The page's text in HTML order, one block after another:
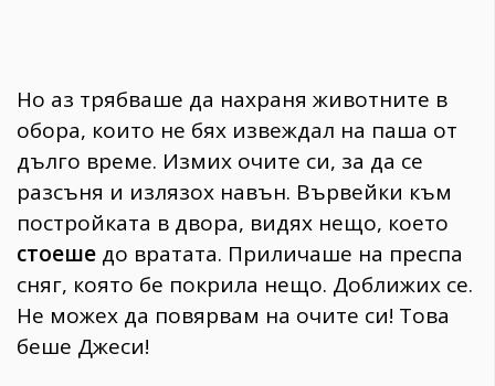
Но аз трябваше да нахраня животните в
обора, които не бях извеждал на паша от
дълго време. Измих очите си, за да се
разсъня и излязох навън. Вървейки към
постройката в двора, видях нещо, което
стоеше до вратата. Приличаше на преспа
сняг, която бе покрила нещо. Доближих се.
Не можех да повярвам на очите си! Това
беше Джеси!